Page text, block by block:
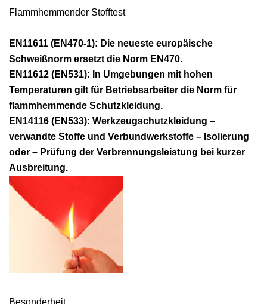
Flammhemmender Stofftest
EN11611 (EN470-1): Die neueste europäische
Schweißnorm ersetzt die Norm EN470.
EN11612 (EN531): In Umgebungen mit hohen
Temperaturen gilt für Betriebsarbeiter die Norm für
flammhemmende Schutzkleidung.
EN14116 (EN533): Werkzeugschutzkleidung –
verwandte Stoffe und Verbundwerkstoffe – Isolierung
oder – Prüfung der Verbrennungsleistung bei kurzer
Ausbreitung.
Besonderheit